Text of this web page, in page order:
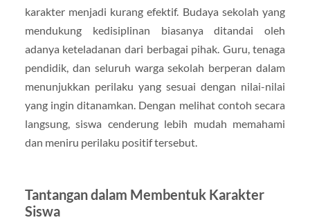
karakter menjadi kurang efektif. Budaya sekolah yang
mendukung kedisiplinan biasanya ditandai oleh
adanya keteladanan dari berbagai pihak. Guru, tenaga
pendidik, dan seluruh warga sekolah berperan dalam
menunjukkan perilaku yang sesuai dengan nilai-nilai
yang ingin ditanamkan. Dengan melihat contoh secara
langsung, siswa cenderung lebih mudah memahami
dan meniru perilaku positif tersebut.
Tantangan dalam Membentuk Karakter
Siswa